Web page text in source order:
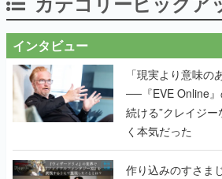
インタビュー
「現実より意味の
──『EVE Online
続ける”クレイジ
く本気だった
作り込みのすさま